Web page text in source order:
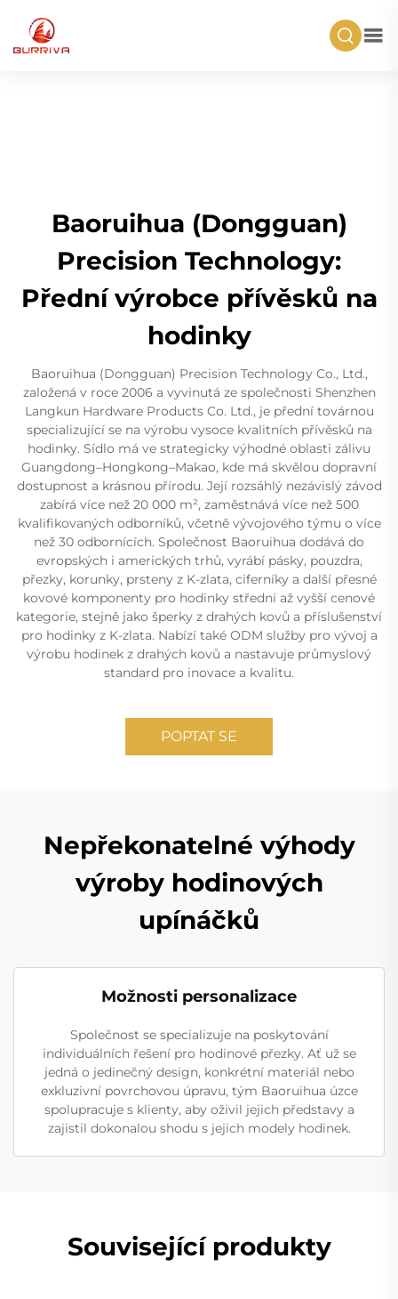
Baoruihua (Dongguan)
Precision Technology:
Přední výrobce přívěsků na
hodinky
Baoruihua (Dongguan) Precision Technology Co., Ltd.,
založená v roce 2006 a vyvinutá ze společnosti Shenzhen
Langkun Hardware Products Co. Ltd., je přední továrnou
specializující se na výrobu vysoce kvalitních přívěsků na
hodinky. Sídlo má ve strategicky výhodné oblasti zálivu
Guangdong–Hongkong–Makao, kde má skvělou dopravní
dostupnost a krásnou přírodu. Její rozsáhlý nezávislý závod
zabírá více než 20 000 m², zaměstnává více než 500
kvalifikovaných odborníků, včetně vývojového týmu o více
než 30 odbornících. Společnost Baoruihua dodává do
evropských i amerických trhů, vyrábí pásky, pouzdra,
přezky, korunky, prsteny z K-zlata, ciferníky a další přesné
kovové komponenty pro hodinky střední až vyšší cenové
kategorie, stejně jako šperky z drahých kovů a příslušenství
pro hodinky z K-zlata. Nabízí také ODM služby pro vývoj a
výrobu hodinek z drahých kovů a nastavuje průmyslový
standard pro inovace a kvalitu.
POPTAT SE
Nepřekonatelné výhody
výroby hodinových
upínáčků
Možnosti personalizace
Společnost se specializuje na poskytování
individuálních řešení pro hodinové přezky. Ať už se
jedná o jedinečný design, konkrétní materiál nebo
exkluzivní povrchovou úpravu, tým Baoruihua úzce
spolupracuje s klienty, aby oživil jejich představy a
zajistil dokonalou shodu s jejich modely hodinek.
Související produkty